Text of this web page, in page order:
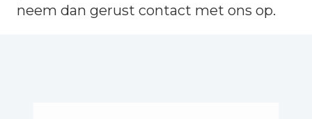
neem dan gerust contact met ons op.